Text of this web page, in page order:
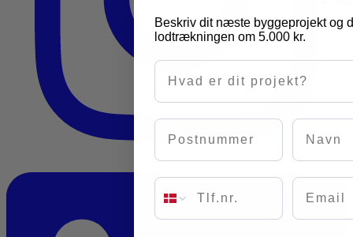
Beskriv dit næste byggeprojekt og
lodtrækningen om 5.000 kr.
Hvad er dit projekt?
Postnummer Navn
Email